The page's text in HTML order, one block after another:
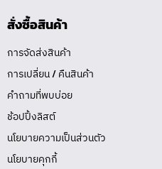
สั่งซื้อสินค้า
การจัดส่งสินค้า
การเปลี่ยน / คืนสินค้า
คำถามที่พบบ่อย
ช้อปปิ้งลิสต์
นโยบายความเป็นส่วนตัว
นโยบายคุกกี้